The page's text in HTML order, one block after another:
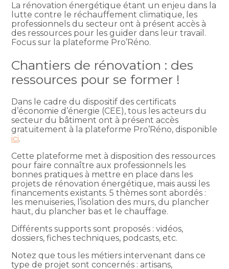
La rénovation énergétique étant un enjeu dans la
lutte contre le réchauffement climatique, les
professionnels du secteur ont à présent accès à
des ressources pour les guider dans leur travail.
Focus sur la plateforme Pro’Réno.
Chantiers de rénovation : des
ressources pour se former !
Dans le cadre du dispositif des certificats
d’économie d’énergie (CEE), tous les acteurs du
secteur du bâtiment ont à présent accès
gratuitement à la plateforme Pro’Réno, disponible
ici.
Cette plateforme met à disposition des ressources
pour faire connaître aux professionnels les
bonnes pratiques à mettre en place dans les
projets de rénovation énergétique, mais aussi les
financements existants. 5 thèmes sont abordés :
les menuiseries, l’isolation des murs, du plancher
haut, du plancher bas et le chauffage.
Différents supports sont proposés : vidéos,
dossiers, fiches techniques, podcasts, etc.
Notez que tous les métiers intervenant dans ce
type de projet sont concernés : artisans,